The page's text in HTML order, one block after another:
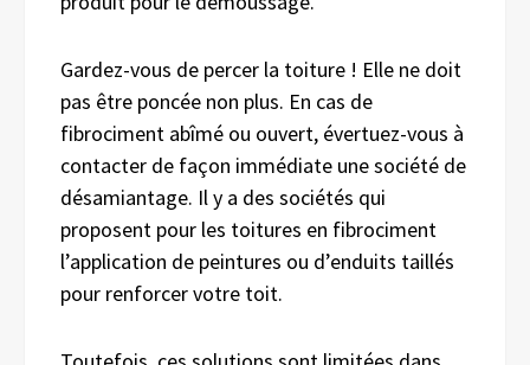
Gardez-vous de percer la toiture ! Elle ne doit
pas être poncée non plus. En cas de
fibrociment abîmé ou ouvert, évertuez-vous à
contacter de façon immédiate une société de
désamiantage. Il y a des sociétés qui
proposent pour les toitures en fibrociment
l’application de peintures ou d’enduits taillés
pour renforcer votre toit.